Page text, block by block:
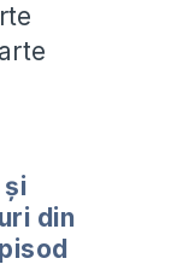
din